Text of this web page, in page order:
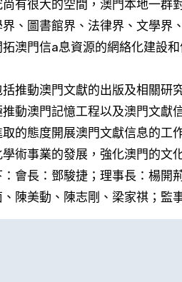
有很大的空間，澳門本地一群
、圖書館界、法律界、文學界
澳門信a息資源的網絡化建設
推動澳門文獻的出版及相關研
動澳門記憶工程以及澳門文獻
的態度開展澳門文獻信息的工
術事業的發展，強化澳門的文
會長：鄧駿捷；理事長：楊開
陳美動、陳志剛、梁家祺；監